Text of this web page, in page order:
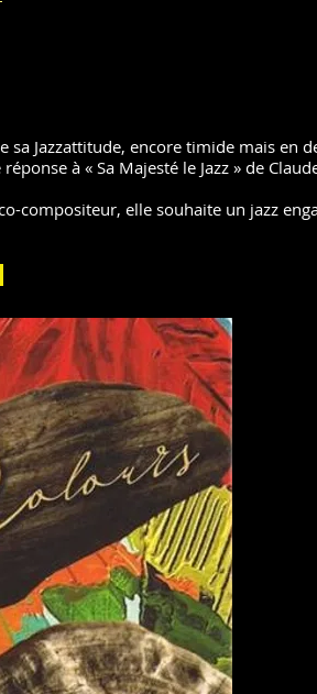
sa Jazzattitude, encore timide mais en
à « Sa Majesté le Jazz » de
compositeur, elle souhaite un jazz